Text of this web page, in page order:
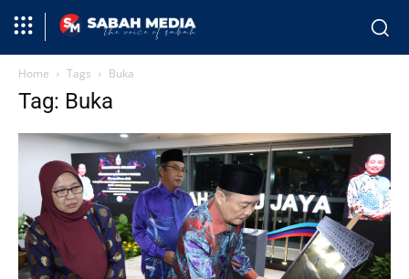
Home Tags Buka
Tag: Buka